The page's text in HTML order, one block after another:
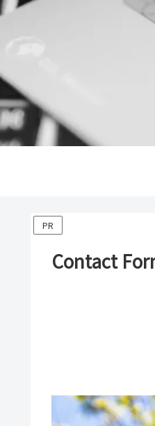
PR
Contact